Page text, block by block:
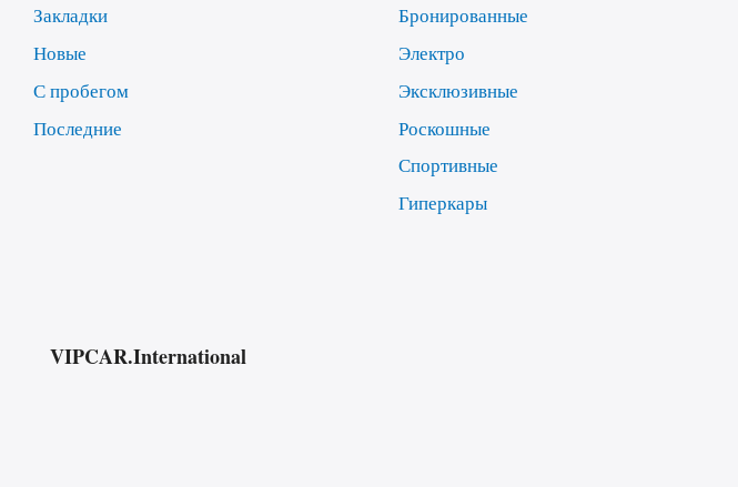
Закладки
Новые
С пробегом
Последние
Бронированные
Электро
Эксклюзивные
Роскошные
Спортивные
Гиперкары
VIPCAR.International